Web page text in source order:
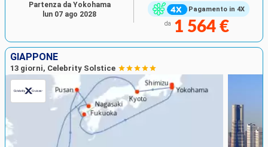
Pagamento in 4X
da 1 564 €
Partenza da Yokohama
lun 07 ago 2028
GIAPPONE
13 giorni, Celebrity Solstice